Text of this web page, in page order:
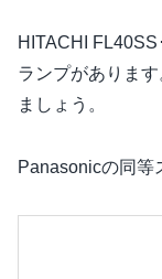
HITACHI
ランプがありま
ましょう。
Panasonicの同等